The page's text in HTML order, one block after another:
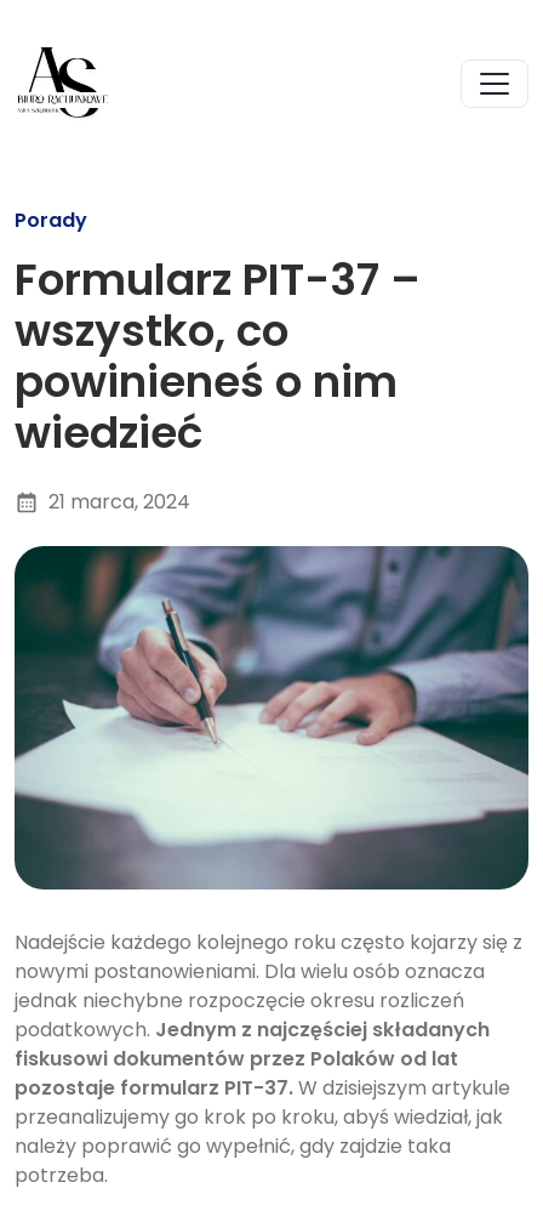
Porady
Formularz PIT-37 –
wszystko, co
powinieneś o nim
wiedzieć
21 marca, 2024
Nadejście każdego kolejnego roku często kojarzy się z
nowymi postanowieniami. Dla wielu osób oznacza
jednak niechybne rozpoczęcie okresu rozliczeń
podatkowych. Jednym z najczęściej składanych
fiskusowi dokumentów przez Polaków od lat
pozostaje formularz PIT-37.W dzisiejszym artykule
przeanalizujemy go krok po kroku, abyś wiedział, jak
należy poprawić go wypełnić, gdy zajdzie taka
potrzeba.